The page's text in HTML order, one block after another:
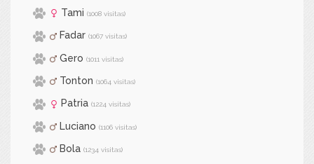
Tami (1008 visitas)
Fadar (1067 visitas)
Gero (1011 visitas)
Tonton (1064 visitas)
Patria (1224 visitas)
Luciano (1106 visitas)
Bola (1234 visitas)